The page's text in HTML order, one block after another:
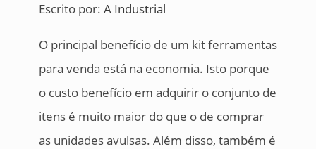
Escrito por: A Industrial
O principal benefício de um kit ferramentas
para venda está na economia. Isto porque
o custo benefício em adquirir o conjunto de
itens é muito maior do que o de comprar
as unidades avulsas. Além disso, também é